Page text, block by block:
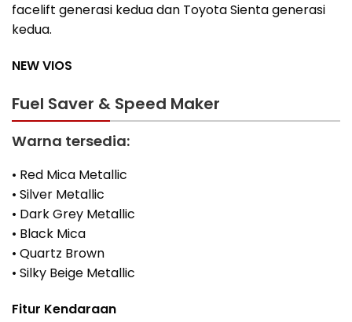
facelift generasi kedua dan Toyota Sienta generasi
kedua.
NEW VIOS
Fuel Saver & Speed Maker
Warna tersedia:
• Red Mica Metallic
• Silver Metallic
• Dark Grey Metallic
• Black Mica
• Quartz Brown
• Silky Beige Metallic
Fitur Kendaraan